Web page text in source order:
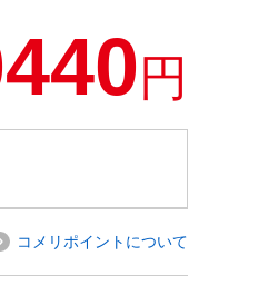
円
コメリポイントについて